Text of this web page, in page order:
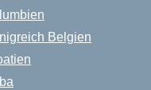
Belgien